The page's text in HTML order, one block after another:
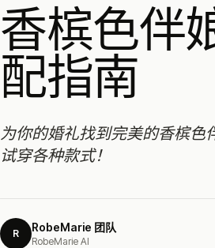
香槟色伴
配指南
为你的婚礼找到完美的香槟色
试穿各种款式！
R RobeMarie 团队
RobeMarie AI